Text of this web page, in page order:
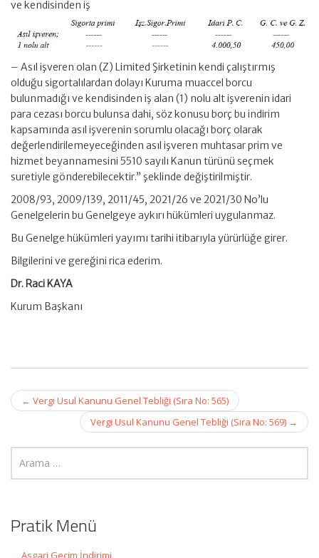
ve kendisinden iş
– Asıl işveren olan (Z) Limited Şirketinin kendi çalıştırmış
olduğu sigortalılardan dolayı Kuruma muaccel borcu
bulunmadığı ve kendisinden iş alan (1) nolu alt işverenin idari
para cezası borcu bulunsa dahi, söz konusu borç bu indirim
kapsamında asıl işverenin sorumlu olacağı borç olarak
değerlendirilemeyeceğinden asıl işveren muhtasar prim ve
hizmet beyannamesini 5510 sayılı Kanun türünü seçmek
suretiyle gönderebilecektir.” şeklinde değiştirilmiştir.
2008/93, 2009/139, 2011/45, 2021/26 ve 2021/30 No’lu
Genelgelerin bu Genelgeye aykırı hükümleri uygulanmaz.
Bu Genelge hükümleri yayımı tarihi itibarıyla yürürlüğe girer.
Bilgilerini ve gereğini rica ederim.
Dr. Raci KAYA
Kurum Başkanı
Post
navigation
← Vergi Usul Kanunu Genel Tebliği (Sıra No: 565)
Vergi Usul Kanunu Genel Tebliği (Sıra No: 569) →
Pratik Menü
Asgari Geçim İndirimi